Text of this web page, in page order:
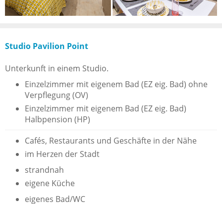
Studio Pavilion Point
Unterkunft in einem Studio.
Einzelzimmer mit eigenem Bad (EZ eig. Bad) ohne
Verpflegung (OV)
Einzelzimmer mit eigenem Bad (EZ eig. Bad)
Halbpension (HP)
Cafés, Restaurants und Geschäfte in der Nähe
im Herzen der Stadt
strandnah
eigene Küche
eigenes Bad/WC